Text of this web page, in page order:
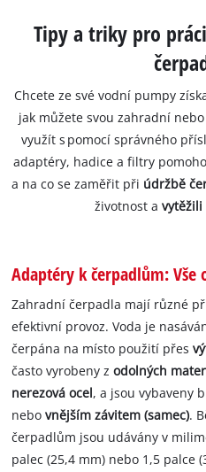
Tipy a triky pro
Chcete ze své vodní pumpy
jak můžete svou zahradní
využít s pomocí správného
adaptéry, hadice a filtry
a na co se zaměřit při údržbě
životnost a
Adaptéry k čerpadlům: Vše
Zahradní čerpadla mají různé
efektivní provoz. Voda je
čerpána na místo použití přes
často vyrobeny zodolných
nerezová ocel, a jsou vybaveny
nebovnějším závitem (samec).
čerpadlům jsou udávány v
palec (25,4 mm) nebo 1,5 palce